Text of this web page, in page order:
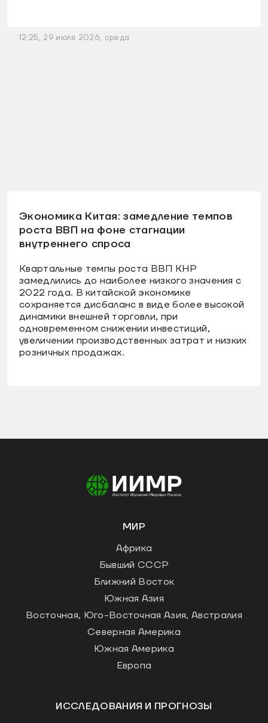
12:25, 29 июля 2026, среда
Экономика Китая: замедление темпов
роста ВВП на фоне стагнации
внутреннего спроса
Квартальные темпы роста ВВП КНР
замедлились до наиболее низкого значения с
2022 года. В китайской экономике
сохраняется дисбаланс в виде более высокой
динамики внешней торговли, при
одновременном снижении инвестиций,
увеличении производственных затрат и низких
розничных продажах.
МИР
Африка
Бывший СССР
Ближний Восток
Южная Азия
Восточная, Юго-Восточная Азия, Австралия
Северная Америка
Южная Америка
Европа
ИССЛЕДОВАНИЯ И ПРОГНОЗЫ